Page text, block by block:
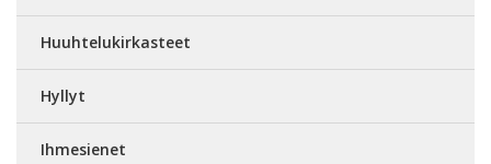
Huuhtelukirkasteet
Hyllyt
Ihmesienet